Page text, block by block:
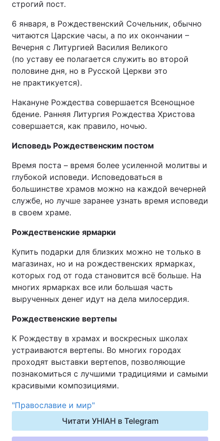
строгий пост.
6 января, в Рождественский Сочельник, обычно
читаются Царские часы, а по их окончании –
Вечерня с Литургией Василия Великого
(по уставу ее полагается служить во второй
половине дня, но в Русской Церкви это
не практикуется).
Накануне Рождества совершается Всенощное
бдение. Ранняя Литургия Рождества Христова
совершается, как правило, ночью.
Исповедь Рождественским постом
Время поста – время более усиленной молитвы и
глубокой исповеди. Исповедоваться в
большинстве храмов можно на каждой вечерней
службе, но лучше заранее узнать время исповеди
в своем храме.
Рождественские ярмарки
Купить подарки для близких можно не только в
магазинах, но и на рождественских ярмарках,
которых год от года становится всё больше. На
многих ярмарках все или большая часть
вырученных денег идут на дела милосердия.
Рождественские вертепы
К Рождеству в храмах и воскресных школах
устраиваются вертепы. Во многих городах
проходят выставки вертепов, позволяющие
познакомиться с лучшими традициями и самыми
красивыми композициями.
"Православие и мир"
Читати УНІАН в Telegram